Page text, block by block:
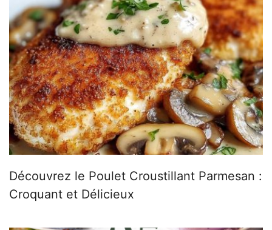
Découvrez le Poulet Croustillant Parmesan :
Croquant et Délicieux